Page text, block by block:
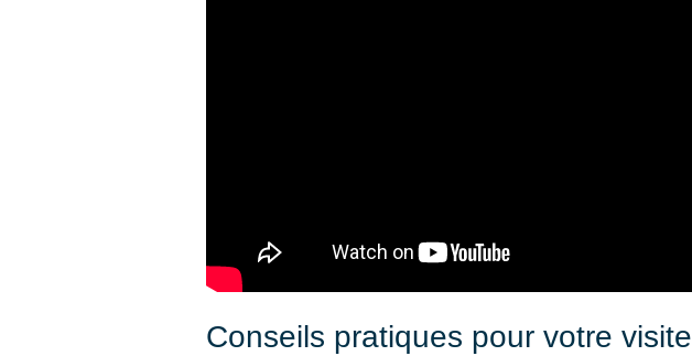
Conseils pratiques pour votre visite